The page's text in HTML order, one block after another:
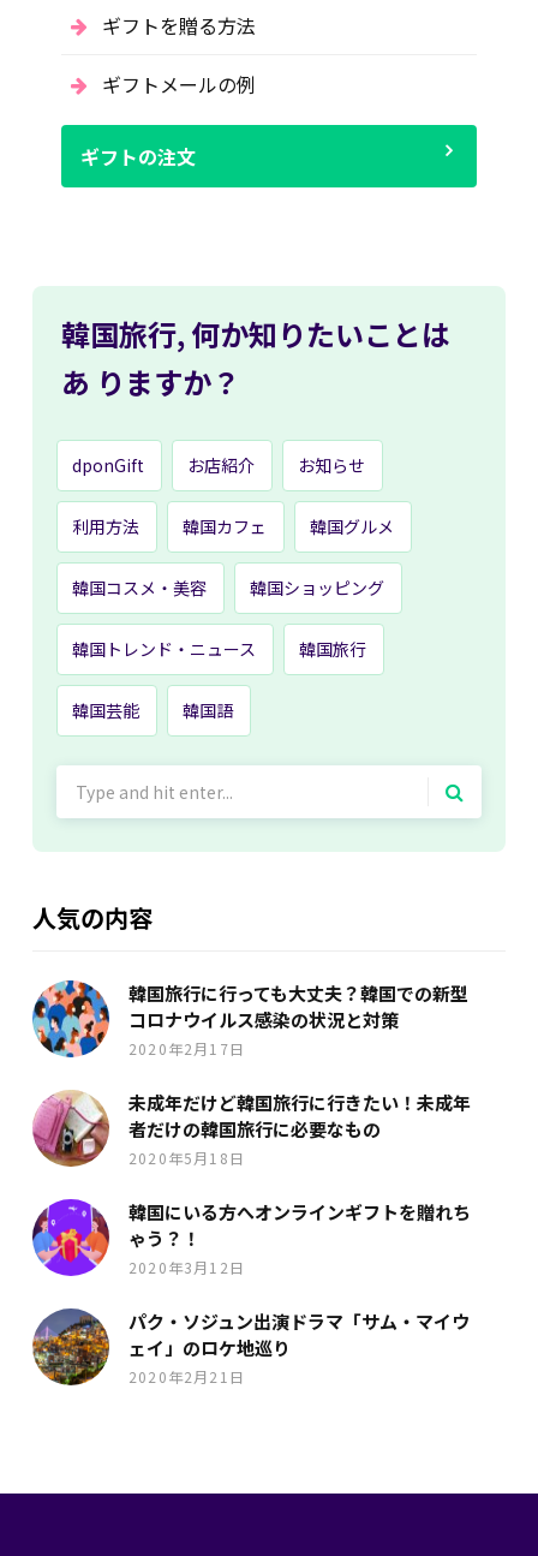
ギフトを贈る方法
ギフトメールの例
ギフトの注文
韓国旅行,何か知りたいことは
あ りますか？
dponGift お店紹介 お知らせ
利用方法 韓国カフェ 韓国グルメ
韓国コスメ・美容 韓国ショッピング
韓国トレンド・ニュース 韓国旅行
韓国芸能 韓国語
人気の内容
韓国旅行に行っても大丈夫？韓国での新型
コロナウイルス感染の状況と対策
2020年2月17日
未成年だけど韓国旅行に行きたい！未成年
者だけの韓国旅行に必要なもの
2020年5月18日
韓国にいる方へオンラインギフトを贈れち
ゃう？！
2020年3月12日
パク・ソジュン出演ドラマ「サム・マイウ
ェイ」のロケ地巡り
2020年2月21日